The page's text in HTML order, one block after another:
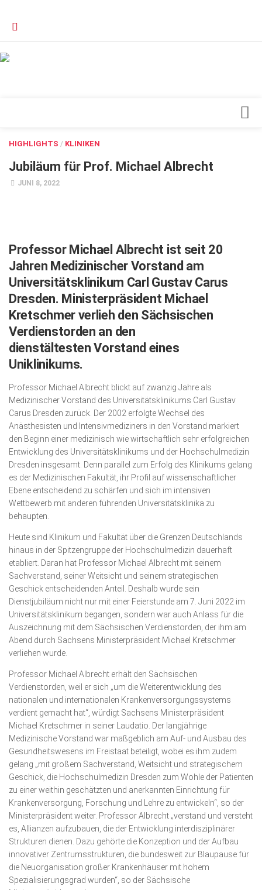
Blick ins Innere
Forschung
Herz & Kreislauf
Special
Wirtschaft, Recht, Finanzen
Zahn, Mund, Kiefer
Forum Gesundheit
Allgemein
Sehen
Kampf gegen Krebs
Hören
Lebensart
HIGHLIGHTS / KLINIKEN
Jubiläum für Prof. Michael Albrecht
JUNI 8, 2022
Professor Michael Albrecht ist seit 20
Jahren Medizinischer Vorstand am
Universitätsklinikum Carl Gustav Carus
Dresden. Ministerpräsident Michael
Kretschmer verlieh den Sächsischen
Verdienstorden an den
dienstältesten Vorstand eines
Uniklinikums.
Professor Michael Albrecht blickt auf zwanzig Jahre als
Medizinischer Vorstand des Universitätsklinikums Carl Gustav
Carus Dresden zurück. Der 2002 erfolgte Wechsel des
Anästhesisten und Intensivmediziners in den Vorstand markiert
den Beginn einer medizinisch wie wirtschaftlich sehr erfolgreichen
Entwicklung des Universitätsklinikums und der Hochschulmedizin
Dresden insgesamt. Denn parallel zum Erfolg des Klinikums gelang
es der Medizinischen Fakultät, ihr Profil auf wissenschaftlicher
Ebene entscheidend zu schärfen und sich im intensiven
Wettbewerb mit anderen führenden Universitätsklinika zu
behaupten.
Heute sind Klinikum und Fakultät über die Grenzen Deutschlands
hinaus in der Spitzengruppe der Hochschulmedizin dauerhaft
etabliert. Daran hat Professor Michael Albrecht mit seinem
Sachverstand, seiner Weitsicht und seinem strategischen
Geschick entscheidenden Anteil. Deshalb wurde sein
Dienstjubiläum nicht nur mit einer Feierstunde am 7. Juni 2022 im
Universitätsklinikum begangen, sondern war auch Anlass für die
Auszeichnung mit dem Sächsischen Verdienstorden, der ihm am
Abend durch Sachsens Ministerpräsident Michael Kretschmer
verliehen wurde.
Professor Michael Albrecht erhält den Sächsischen
Verdienstorden, weil er sich „um die Weiterentwicklung des
nationalen und internationalen Krankenversorgungssystems
verdient gemacht hat“, würdigt Sachsens Ministerpräsident
Michael Kretschmer in seiner Laudatio. Der langjährige
Medizinische Vorstand war maßgeblich am Auf- und Ausbau des
Gesundheitswesens im Freistaat beteiligt, wobei es ihm zudem
gelang „mit großem Sachverstand, Weitsicht und strategischem
Geschick, die Hochschulmedizin Dresden zum Wohle der Patienten
zu einer weithin geschätzten und anerkannten Einrichtung für
Krankenversorgung, Forschung und Lehre zu entwickeln“, so der
Ministerpräsident weiter. Professor Albrecht „verstand und versteht
es, Allianzen aufzubauen, die der Entwicklung interdisziplinärer
Strukturen dienen. Dazu gehörte die Konzeption und der Aufbau
innovativer Zentrumsstrukturen, die bundesweit zur Blaupause für
die Neuorganisation großer Krankenhäuser mit hohem
Spezialisierungsgrad wurden“, so der Sächsische